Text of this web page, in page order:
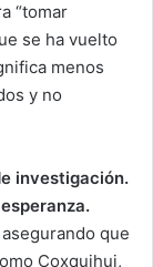
“tomar
se ha vuelto
menos
y no
investigación.
que
Coxquihui,